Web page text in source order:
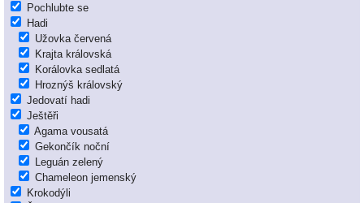
Pochlubte se
Hadi
Užovka červená
Krajta královská
Korálovka sedlatá
Hroznýš královský
Jedovatí hadi
Ještěři
Agama vousatá
Gekončík noční
Leguán zelený
Chameleon jemenský
Krokodýli